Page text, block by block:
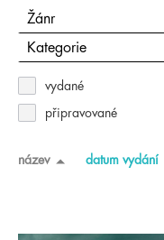
Žánr
Kategorie
vydané
připravované
název datum vydání